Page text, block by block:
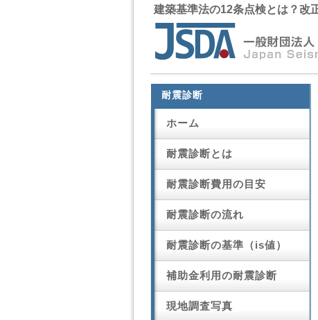
建築基準法の12条点検とは？改
耐震診断
ホーム
耐震診断とは
耐震診断費用の目安
耐震診断の流れ
耐震診断の基準（is値）
補助金利用の耐震診断
現地調査写真